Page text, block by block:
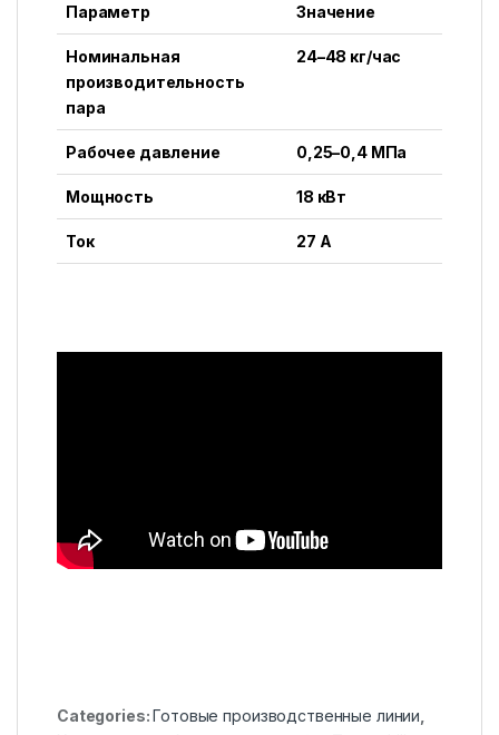
Параметр Значение
Номинальная
производительность
пара
24–48 кг/час
Рабочее давление 0,25–0,4 МПа
Мощность 18 кВт
Ток 27 A
Categories:Готовые производственные линии